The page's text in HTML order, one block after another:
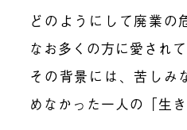
どのようにして廃業の
なお多くの方に愛され
その背景には、苦しみ
めなかった一人の「生